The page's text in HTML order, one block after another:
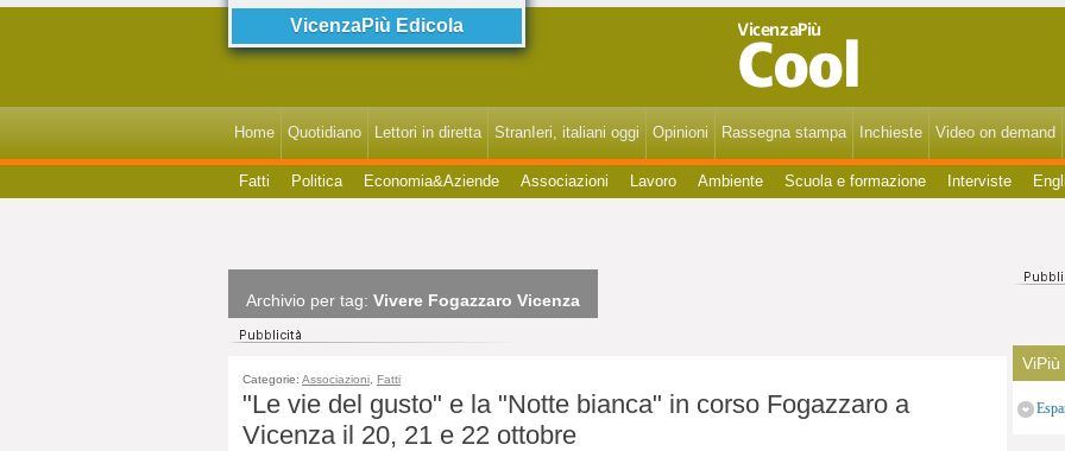
VicenzaPiù Edicola
Home Quotidiano Lettori in diretta StranIeri, italiani oggi Opinioni Rassegna stampa Inchieste Video on demand
Fatti Politica Economia&Aziende Associazioni Lavoro Ambiente Scuola e formazione Interviste
Archivio per tag: Vivere Fogazzaro Vicenza
Categorie: Associazioni Fatti
"Le vie del gusto" e la "Notte bianca" in corso Fogazzaro a
Vicenza il 20, 21 e 22 ottobre
ViPiù